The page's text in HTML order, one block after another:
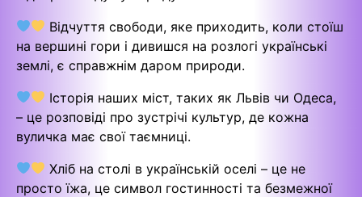
Відчуття свободи, яке приходить, коли стоїш
на вершині гори і дивишся на розлогі українські
землі, є справжнім даром природи.
Історія наших міст, таких як Львів чи Одеса,
– це розповіді про зустрічі культур, де кожна
вуличка має свої таємниці.
Хліб на столі в українській оселі – це не
просто їжа, це символ гостинності та безмежної